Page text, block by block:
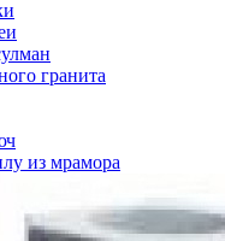
гранита
из мрамора